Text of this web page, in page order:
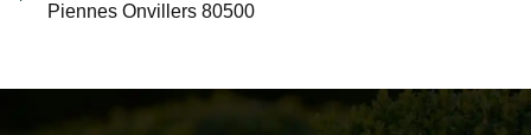
Piennes Onvillers 80500